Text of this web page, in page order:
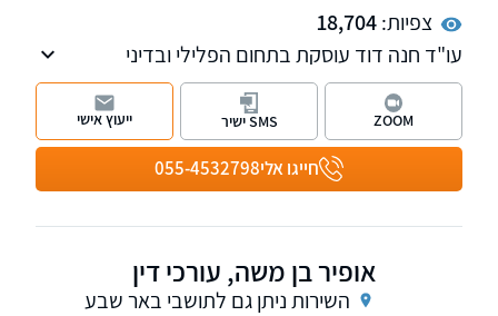
צפיות:18,704
עו"ד חנה דוד עוסקת בתחום הפלילי ובדיני
תעבורה, שירתה במשטרה כשוטרת תנועה,
מפעילת "ינשוף", חוקרת ותובעת - מייצגת נאשמים
בתחום התעבורה והפלילי בלבד. בעלת ניסיון של
למעלה מ- 25 שנה. נשמח לקבוע עמכם פגישת
ייעוץ, השירות ניתן בכל רחבי הארץ.
חייגו אלי055-4532798
ZOOM SMS ישיר ייעוץ אישי
אופיר בן משה, עורכי דין
השירות ניתן גם לתושבי באר שבע